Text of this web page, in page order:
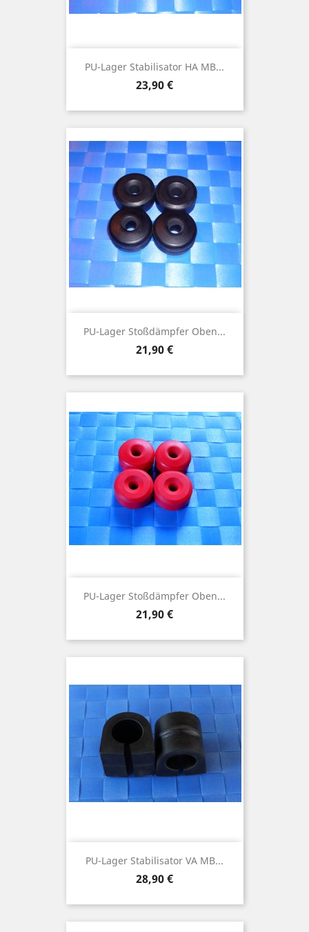
PU-Lager Stabilisator HA MB...
Preis
23,90 €
PU-Lager Stoßdämpfer Oben...
Preis
21,90 €
PU-Lager Stoßdämpfer Oben...
Preis
21,90 €
PU-Lager Stabilisator VA MB...
Preis
28,90 €